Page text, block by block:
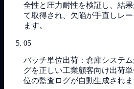
全性と圧力耐性を検証し、結
て取得され、欠陥が手直しレ
ます。
05
バッチ単位出荷：倉庫システ
グを正しい工業顧客向け出荷
位の監査ログが自動生成されま